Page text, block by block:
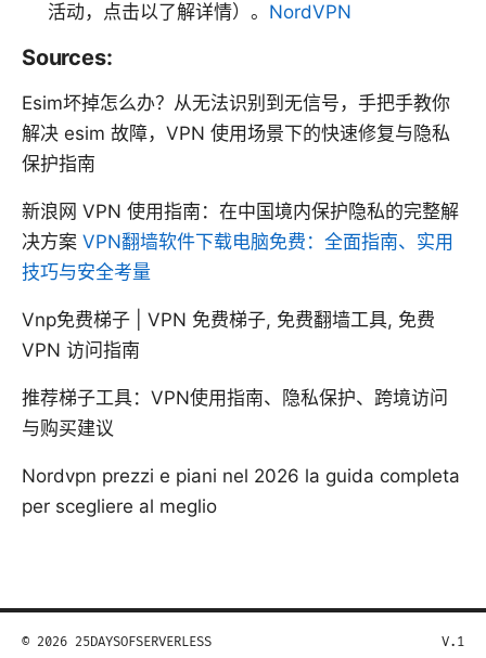
活动，点击以了解详情）。 NordVPN
Sources:
Esim坏掉怎么办？从无法识别到无信号，手把手教你
解决 esim 故障，VPN 使用场景下的快速修复与隐私
保护指南
新浪网 VPN 使用指南：在中国境内保护隐私的完整解
决方案 VPN翻墙软件下载电脑免费：全面指南、实用
技巧与安全考量
Vnp免费梯子 | VPN 免费梯子, 免费翻墙工具, 免费
VPN 访问指南
推荐梯子工具：VPN使用指南、隐私保护、跨境访问
与购买建议
Nordvpn prezzi e piani nel 2026 la guida completa
per scegliere al meglio
© 2026 25DAYSOFSERVERLESS V.1